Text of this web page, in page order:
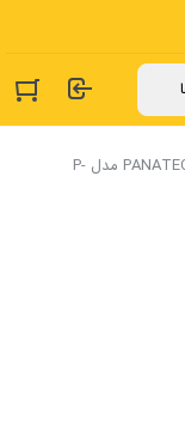
/ رادیو ضبط PANATECH مدل P-